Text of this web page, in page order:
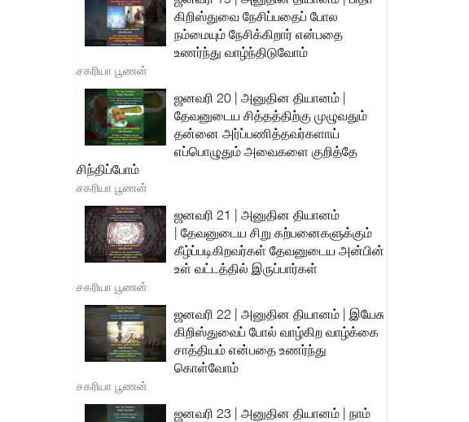
கிறிஸ்துவை நேசிப்பதைப் போல
நம்மையும் நேசிக்கிறார் என்பதை
உணர்ந்து வாழ்ந்திடுவோம்
சகரியா பூணன்
ஜனவரி 20 | அனுதின தியானம் |
தேவனுடைய சித்தத்திற்கு முழுவதும்
தன்னை அர்ப்பணித்தவர்களாய்
எப்பொழுதும் அவைகளை குறித்தே
சிந்திப்போம்
சகரியா பூணன்
ஜனவரி 21 | அனுதின தியானம்
| தேவனுடைய சிறு கற்பனைகளுக்கும்
கீழ்ப்படிகிறவர்கள் தேவனுடைய அன்பின்
உள் வட்டத்தில் இருப்பார்கள்
சகரியா பூணன்
ஜனவரி 22 | அனுதின தியானம் | இயேசு
கிறிஸ்துவைப் போல் வாழ்கிற வாழ்க்கை
சாத்தியம் என்பதை உணர்ந்து
கொள்வோம்
சகரியா பூணன்
ஜனவரி 23 | அனுதின தியானம் | நாம்